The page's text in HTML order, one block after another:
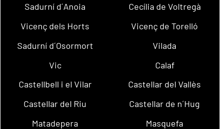
Sadurní d´Anoia
Cecília de Voltregà
Vicenç dels Horts
Vicenç de Torelló
Sadurní d´Osormort
Vilada
Vic
Calaf
Castellbell i el Vilar
Castellar del Vallès
Castellar del Riu
Castellar de n´Hug
Matadepera
Masquefa